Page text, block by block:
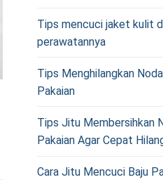
Tips mencuci jaket kulit
perawatannya
Tips Menghilangkan
Pakaian
Tips Jitu Membersihkan
Pakaian Agar Cepat
Cara Jitu Mencuci Baju